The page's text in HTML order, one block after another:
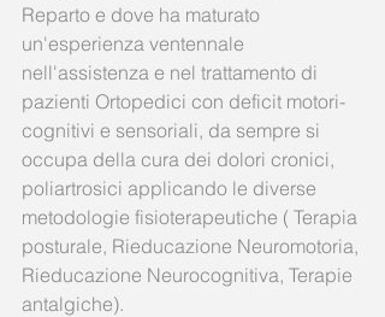
Reparto e dove ha maturato
un'esperienza ventennale
nell'assistenza e nel trattamento di
pazienti Ortopedici con deficit motori-
cognitivi e sensoriali, da sempre si
occupa della cura dei dolori cronici,
poliartrosici applicando le diverse
metodologie fisioterapeutiche ( Terapia
posturale, Rieducazione Neuromotoria,
Rieducazione Neurocognitiva, Terapie
antalgiche).